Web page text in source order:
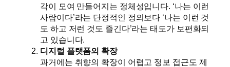
각이 모여 만들어지는 정체성입니다. ‘나는 이런
사람이다’라는 단정적인 정의보다 ‘나는 이런 것
도 하고 저런 것도 즐긴다’라는 태도가 보편화되
고 있습니다.
디지털 플랫폼의 확장
과거에는 취향의 확장이 어렵고 정보 접근도 제